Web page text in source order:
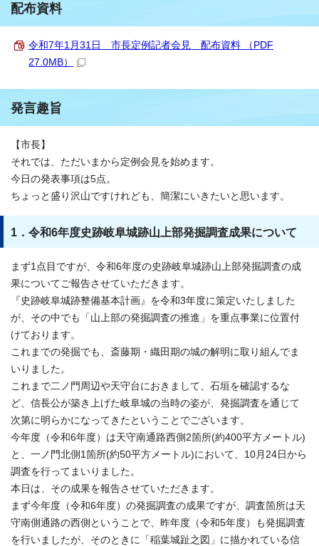
配布資料
令和7年1月31日 市長定例記者会見 配布資料 （PDF
27.0MB）
発言趣旨
【市長】
それでは、ただいまから定例会見を始めます。
今日の発表事項は5点。
ちょっと盛り沢山ですけれども、簡潔にいきたいと思います。
1．令和6年度史跡岐阜城跡山上部発掘調査成果について
まず1点目ですが、令和6年度の史跡岐阜城跡山上部発掘調査の成
果についてご報告させていただきます。
『史跡岐阜城跡整備基本計画』を令和3年度に策定いたしました
が、その中でも「山上部の発掘調査の推進」を重点事業に位置付
けております。
これまでの発掘でも、斎藤期・織田期の城の解明に取り組んでま
いりました。
これまで二ノ門周辺や天守台におきまして、石垣を確認するな
ど、信長公が築き上げた岐阜城の当時の姿が、発掘調査を通じて
次第に明らかになってきたということでございます。
今年度（令和6年度）は天守南通路西側2箇所(約400平方メートル)
と、一ノ門北側1箇所(約50平方メートル)において、10月24日から
調査を行ってまいりました。
本日は、その成果を報告させていただきます。
まず今年度（令和6年度）の発掘調査の成果ですが、調査箇所は天
守南側通路の西側ということで、昨年度（令和5年度）も発掘調査
を行いましたが、そのときに「稲葉城趾之図」に描かれている信